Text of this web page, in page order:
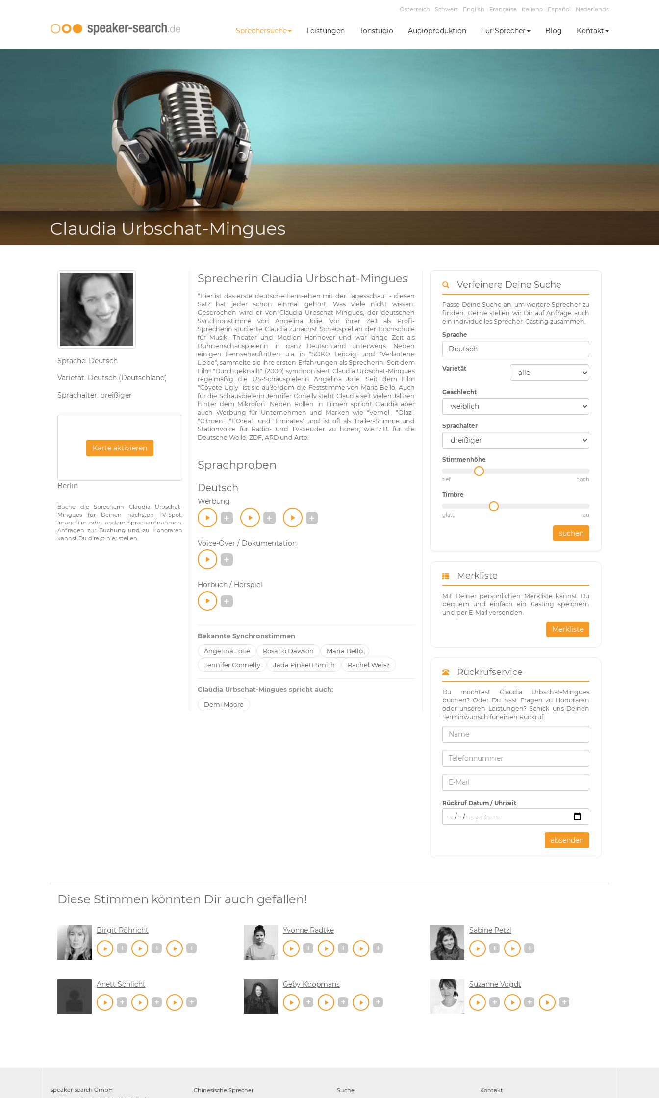
Österreich Schweiz English Française Italiano Español Nederlands
Sprechersuche Leistungen Tonstudio Audioproduktion Für Sprecher Blog Kontakt
Claudia Urbschat-Mingues
Sprache: Deutsch
Varietät: Deutsch (Deutschland)
Sprachalter: dreißiger
Karte aktivieren
Berlin
Buche die Sprecherin Claudia Urbschat-
Mingues für Deinen nächsten TV-Spot,
Imagefilm oder andere Sprachaufnahmen.
Anfragen zur Buchung und zu Honoraren
kannst Du direkt hier stellen.
Sprecherin Claudia Urbschat-Mingues
"Hier ist das erste deutsche Fernsehen mit der Tagesschau" - diesen
Satz hat jeder schon einmal gehört. Was viele nicht wissen:
Gesprochen wird er von Claudia Urbschat-Mingues, der deutschen
Synchronstimme von Angelina Jolie. Vor ihrer Zeit als Profi-
Sprecherin studierte Claudia zunächst Schauspiel an der Hochschule
für Musik, Theater und Medien Hannover und war lange Zeit als
Bühnenschauspielerin in ganz Deutschland unterwegs. Neben
einigen Fernsehauftritten, u.a. in "SOKO Leipzig" und "Verbotene
Liebe", sammelte sie ihre ersten Erfahrungen als Sprecherin. Seit dem
Film "Durchgeknallt" (2000) synchronisiert Claudia Urbschat-Mingues
regelmäßig die US-Schauspielerin Angelina Jolie. Seit dem Film
"Coyote Ugly" ist sie außerdem die Feststimme von Maria Bello. Auch
für die Schauspielerin Jennifer Conelly steht Claudia seit vielen Jahren
hinter dem Mikrofon. Neben Rollen in Filmen spricht Claudia aber
auch Werbung für Unternehmen und Marken wie "Vernel", "Olaz",
"Citroën", "L‘Oréal" und "Emirates" und ist oft als Trailer-Stimme und
Stationvoice für Radio- und TV-Sender zu hören, wie z.B. für die
Deutsche Welle, ZDF, ARD und Arte.
Sprachproben
Deutsch
Werbung
Voice-Over / Dokumentation
Hörbuch / Hörspiel
Bekannte Synchronstimmen
Angelina Jolie
Rosario Dawson
Maria Bello
Jennifer Connelly
Jada Pinkett Smith Rachel Weisz
Claudia Urbschat-Mingues spricht auch:
Demi Moore
Verfeinere Deine Suche
Passe Deine Suche an, um weitere Sprecher zu
finden. Gerne stellen wir Dir auf Anfrage auch
ein individuelles Sprecher-Casting zusammen.
Sprache
Varietät
Geschlecht
Sprachalter
Stimmenhöhe
tief hoch
Timbre
glatt rau
suchen
Merkliste
Mit Deiner persönlichen Merkliste kannst Du
bequem und einfach ein Casting speichern
und per E-Mail versenden.
Merkliste
Rückrufservice
Du möchtest Claudia Urbschat-Mingues
buchen? Oder Du hast Fragen zu Honoraren
oder unseren Leistungen? Schick uns Deinen
Terminwunsch für einen Rückruf.
Rückruf Datum / Uhrzeit
absenden
Diese Stimmen könnten Dir auch gefallen!
Birgit Röhricht Yvonne Radtke Sabine Petzl
Anett Schlicht Geby Koopmans Suzanne Vogdt
speaker-search GmbH
Chinesische Sprecher
Suche
Kontakt